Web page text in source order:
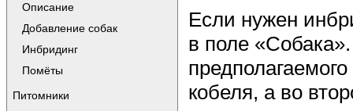
Описание
Добавление собак
Инбридинг
Помёты
Питомники
Если нужен
в поле
кобеля, а во